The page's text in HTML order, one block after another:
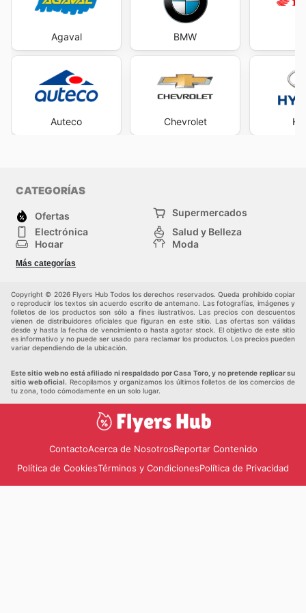
más altos estándares.
Visit Casa Toro's website today to explore the best
deals and start saving now.
Agaval
Auteco
BMW
Chevrolet
CATEGORÍAS
Ofertas
Supermercados
Electrónica
Salud y Belleza
Hogar
Moda
Herramientas y jardinería
Infancia
Más categorías
Copyright © 2026 Flyers Hub Todos los derechos reservados. Queda prohibido copiar
o reproducir los textos sin acuerdo escrito de antemano. Las fotografías, imágenes y
folletos de los productos son sólo a fines ilustrativos. Las precios con descuentos
vienen de distribuidores oficiales que figuran en este sitio. Las ofertas son válidas
desde y hasta la fecha de vencimiento o hasta agotar stock. El objetivo de este sitio
es informativo y no puede ser usado para reclamar los productos. Los precios pueden
variar dependiendo de la ubicación.
Este sitio web no está afiliado ni respaldado por Casa Toro, y no pretende replicar su
sitio web oficial. Recopilamos y organizamos los últimos folletos de los comercios de
tu zona, todo cómodamente en un solo lugar.
ContactoAcerca de NosotrosReportar Contenido
Política de CookiesTérminos y CondicionesPolítica de Privacidad